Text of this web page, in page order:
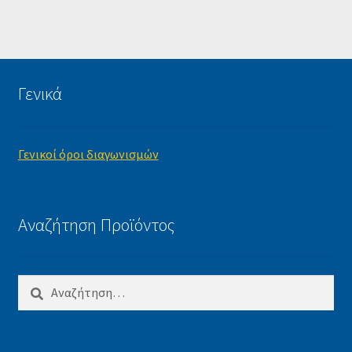
Γενικά
Γενικοί όροι διαγωνισμών
Αναζήτηση Προϊόντος
Αναζήτηση